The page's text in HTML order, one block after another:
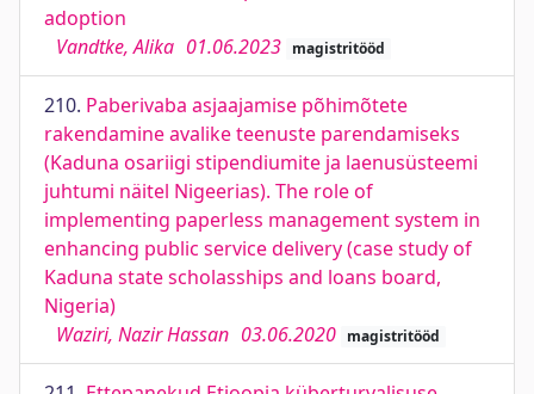
adoption
Vandtke, Alika 01.06.2023 magistritööd
210. Paberivaba asjaajamise põhimõtete
rakendamine avalike teenuste parendamiseks
(Kaduna osariigi stipendiumite ja laenusüsteemi
juhtumi näitel Nigeerias). The role of
implementing paperless management system in
enhancing public service delivery (case study of
Kaduna state scholasships and loans board,
Nigeria)
Waziri, Nazir Hassan 03.06.2020 magistritööd